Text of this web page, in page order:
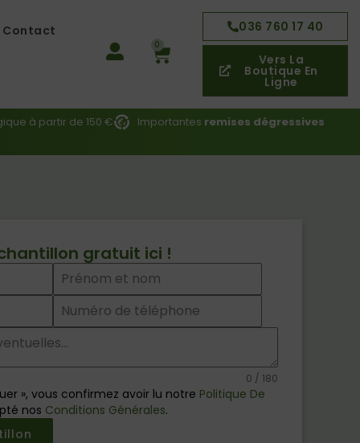
Contact
0
Panier
036 760 17 40
Vers La
Boutique En
Ligne
à partir de 150 € Importantes remises dégressives
gratuit ici !
0 / 180
», vous confirmez avoir lu notre Politique De
nos Conditions Générales.